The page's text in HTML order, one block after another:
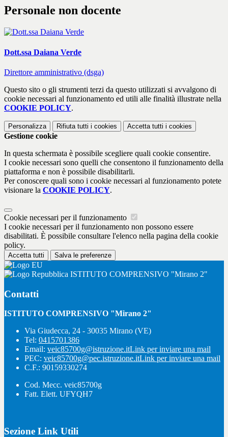
Personale non docente
Dott.ssa Daiana Verde
Direttore amministrativo (dsga)
Questo sito o gli strumenti terzi da questo utilizzati si avvalgono di
cookie necessari al funzionamento ed utili alle finalità illustrate nella
COOKIE POLICY.
Personalizza Rifiuta tutti i cookies Accetta tutti i cookies
Gestione cookie
In questa schermata è possibile scegliere quali cookie consentire.
I cookie necessari sono quelli che consentono il funzionamento della
piattaforma e non è possibile disabilitarli.
Per conoscere quali sono i cookie necessari al funzionamento potete
visionare la COOKIE POLICY.
Cookie necessari per il funzionamento
I cookie necessari per il funzionamento non possono essere
disabilitati. È possibile consultare l'elenco nella pagina della cookie
policy.
Accetta tutti Salva le preferenze
ISTITUTO COMPRENSIVO "Mirano 2"
Contatti
ISTITUTO COMPRENSIVO "Mirano 2"
Via Giudecca, 24 - 30035 Mirano (VE)
Tel: 0415701386
Email: veic85700g@istruzione.itLink per inviare una mail
PEC: veic85700g@pec.istruzione.itLink per inviare una mail
C.F.: 90159330274
Cod. Mecc. veic85700g
Fatt. Elett. UFYQH7
Sezione Link Utili